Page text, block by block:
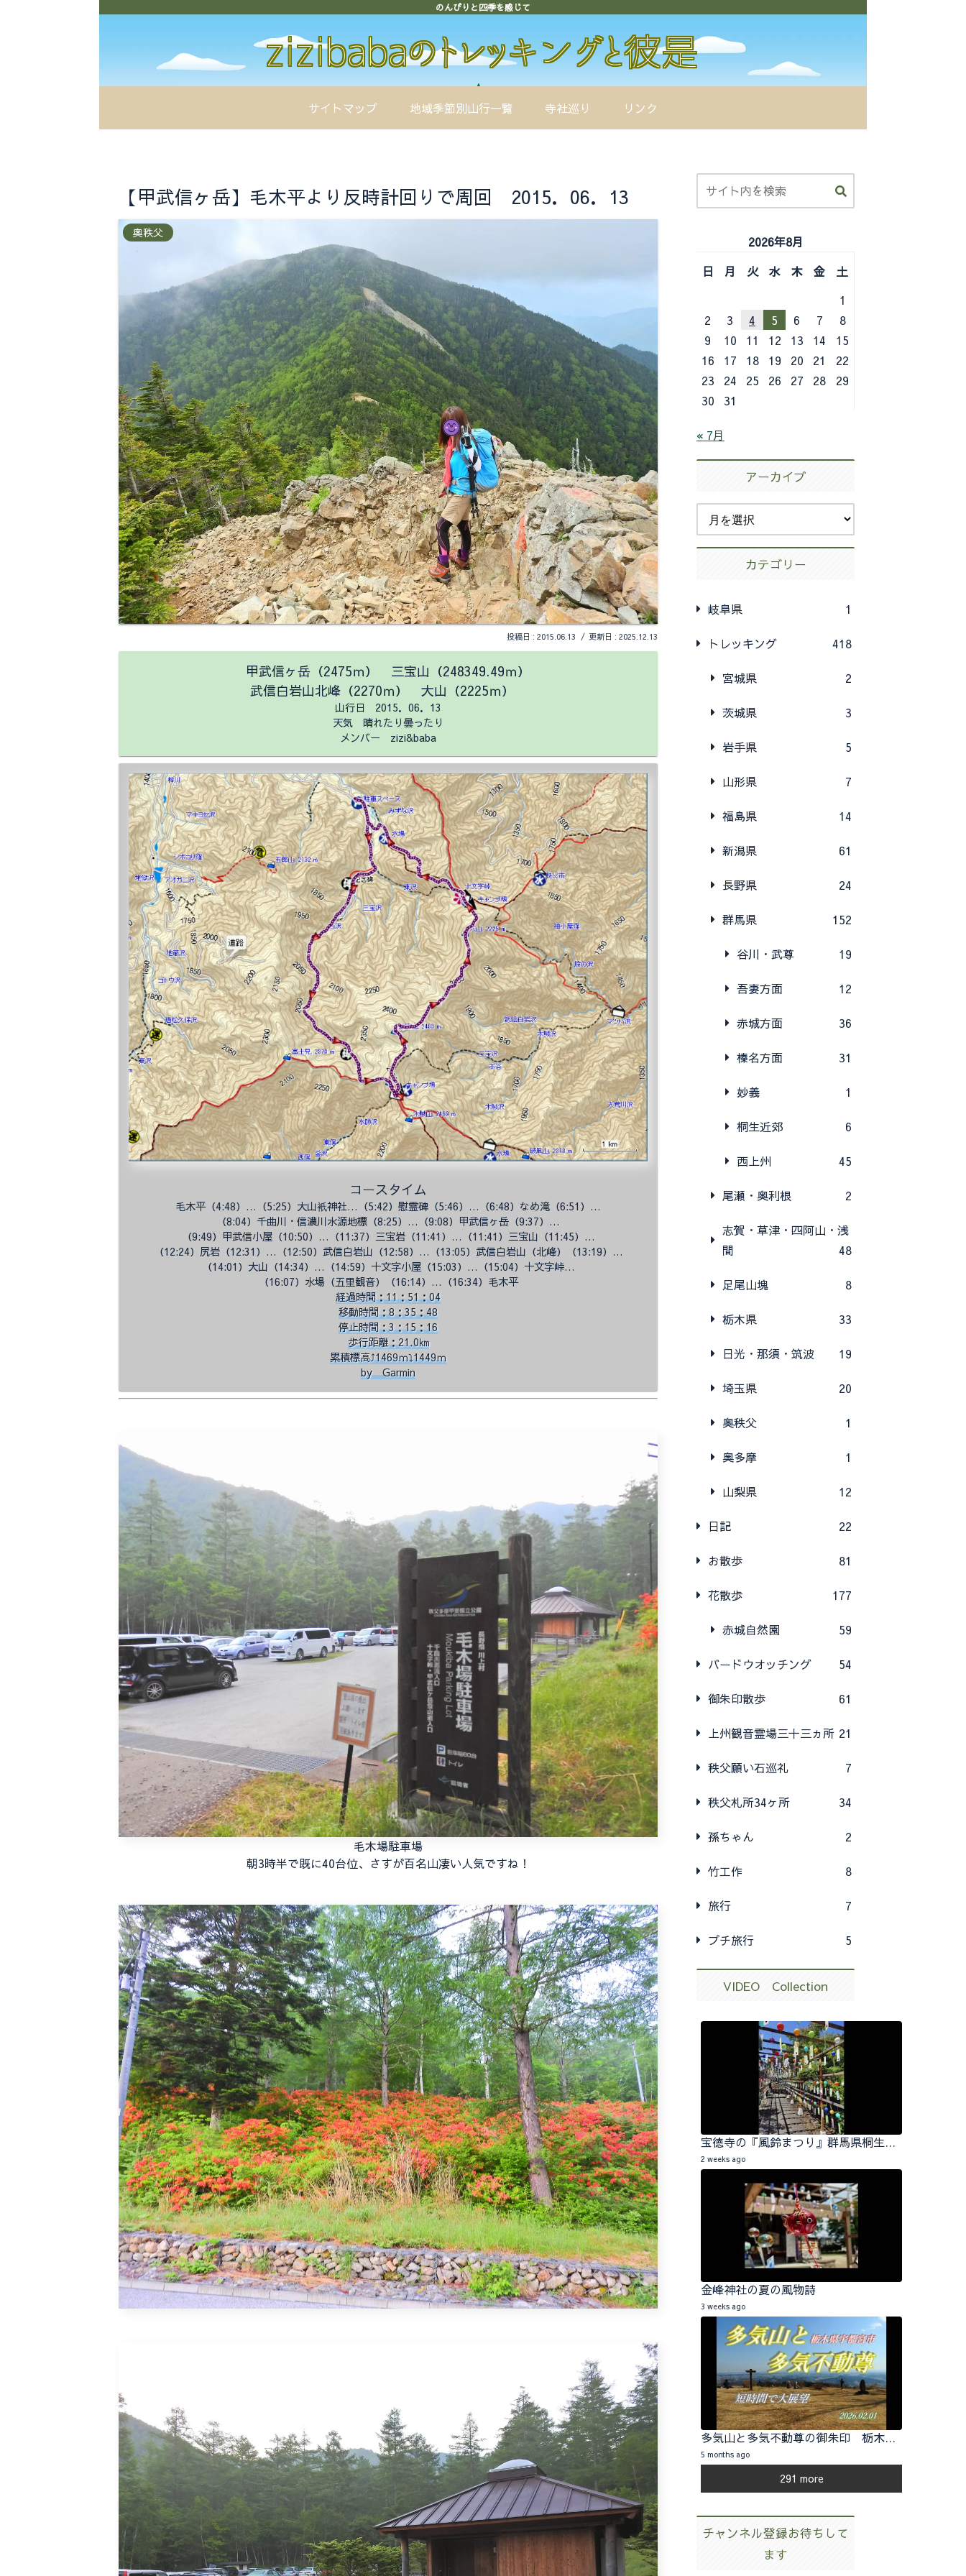
のんびりと四季を感じて
サイトマップ 地域季節別山行一覧 寺社巡り リンク
【甲武信ヶ岳】毛木平より反時計回りで周回 2015．06．13
奥秩父
2015.06.13 2025.12.13
甲武信ヶ岳（2475ｍ） 三宝山（248349.49ｍ）
武信白岩山北峰（2270ｍ） 大山（2225ｍ）
山行日 2015．06．13
天気 晴れたり曇ったり
メンバー zizi&baba
コースタイム
毛木平（4:48）…（5:25）大山衹神社…（5:42）慰霊碑（5:46）…（6:48）なめ滝（6:51）…
（8:04）千曲川・信濃川水源地標（8:25）…（9:08）甲武信ヶ岳（9:37）…
（9:49）甲武信小屋（10:50）…（11:37）三宝岩（11:41）…（11:41）三宝山（11:45）…
（12:24）尻岩（12:31）…（12:50）武信白岩山（12:58）…（13:05）武信白岩山（北峰）（13:19）…
（14:01）大山（14:34）…（14:59）十文字小屋（15:03）…（15:04）十文字峠…
（16:07）水場（五里観音）（16:14）…（16:34）毛木平
経過時間：11：51：04
移動時間：8：35：48
停止時間：3：15：16
歩行距離：21.0㎞
累積標高⤴1469ｍ⤵1449ｍ
by Garmin
毛木場駐車場
朝3時半で既に40台位、さすが百名山凄い人気ですね！
2026年8月
日
月 火 水 木 金
土
1
2
3 4 5 6 7
8
9
10 11 12 13 14
15
16
17 18 19 20 21
22
23
24 25 26 27 28
29
30
31
« 7月
アーカイブ
カテゴリー
岐阜県 1
トレッキング 418
宮城県 2
茨城県 3
岩手県 5
山形県 7
福島県 14
新潟県 61
長野県 24
群馬県 152
谷川・武尊 19
吾妻方面 12
赤城方面 36
榛名方面 31
妙義 1
桐生近郊 6
西上州 45
尾瀬・奥利根 2
志賀・草津・四阿山・浅
間
48
足尾山塊 8
栃木県 33
日光・那須・筑波 19
埼玉県 20
奥秩父 1
奥多摩 1
山梨県 12
日記 22
お散歩 81
花散歩 177
赤城自然園 59
バードウオッチング 54
御朱印散歩 61
上州観音霊場三十三ヵ所 21
秩父願い石巡礼 7
秩父札所34ヶ所 34
孫ちゃん 2
竹工作 8
旅行 7
プチ旅行 5
VIDEO Collection
宝徳寺の『風鈴まつり』群馬県桐生市 2026.07.25
2 weeks ago
金峰神社の夏の風物詩
3 weeks ago
多気山と多気不動尊の御朱印 栃木県宇都宮市 2026.02.01
5 months ago
291 more
チャンネル登録お待ちして
ます